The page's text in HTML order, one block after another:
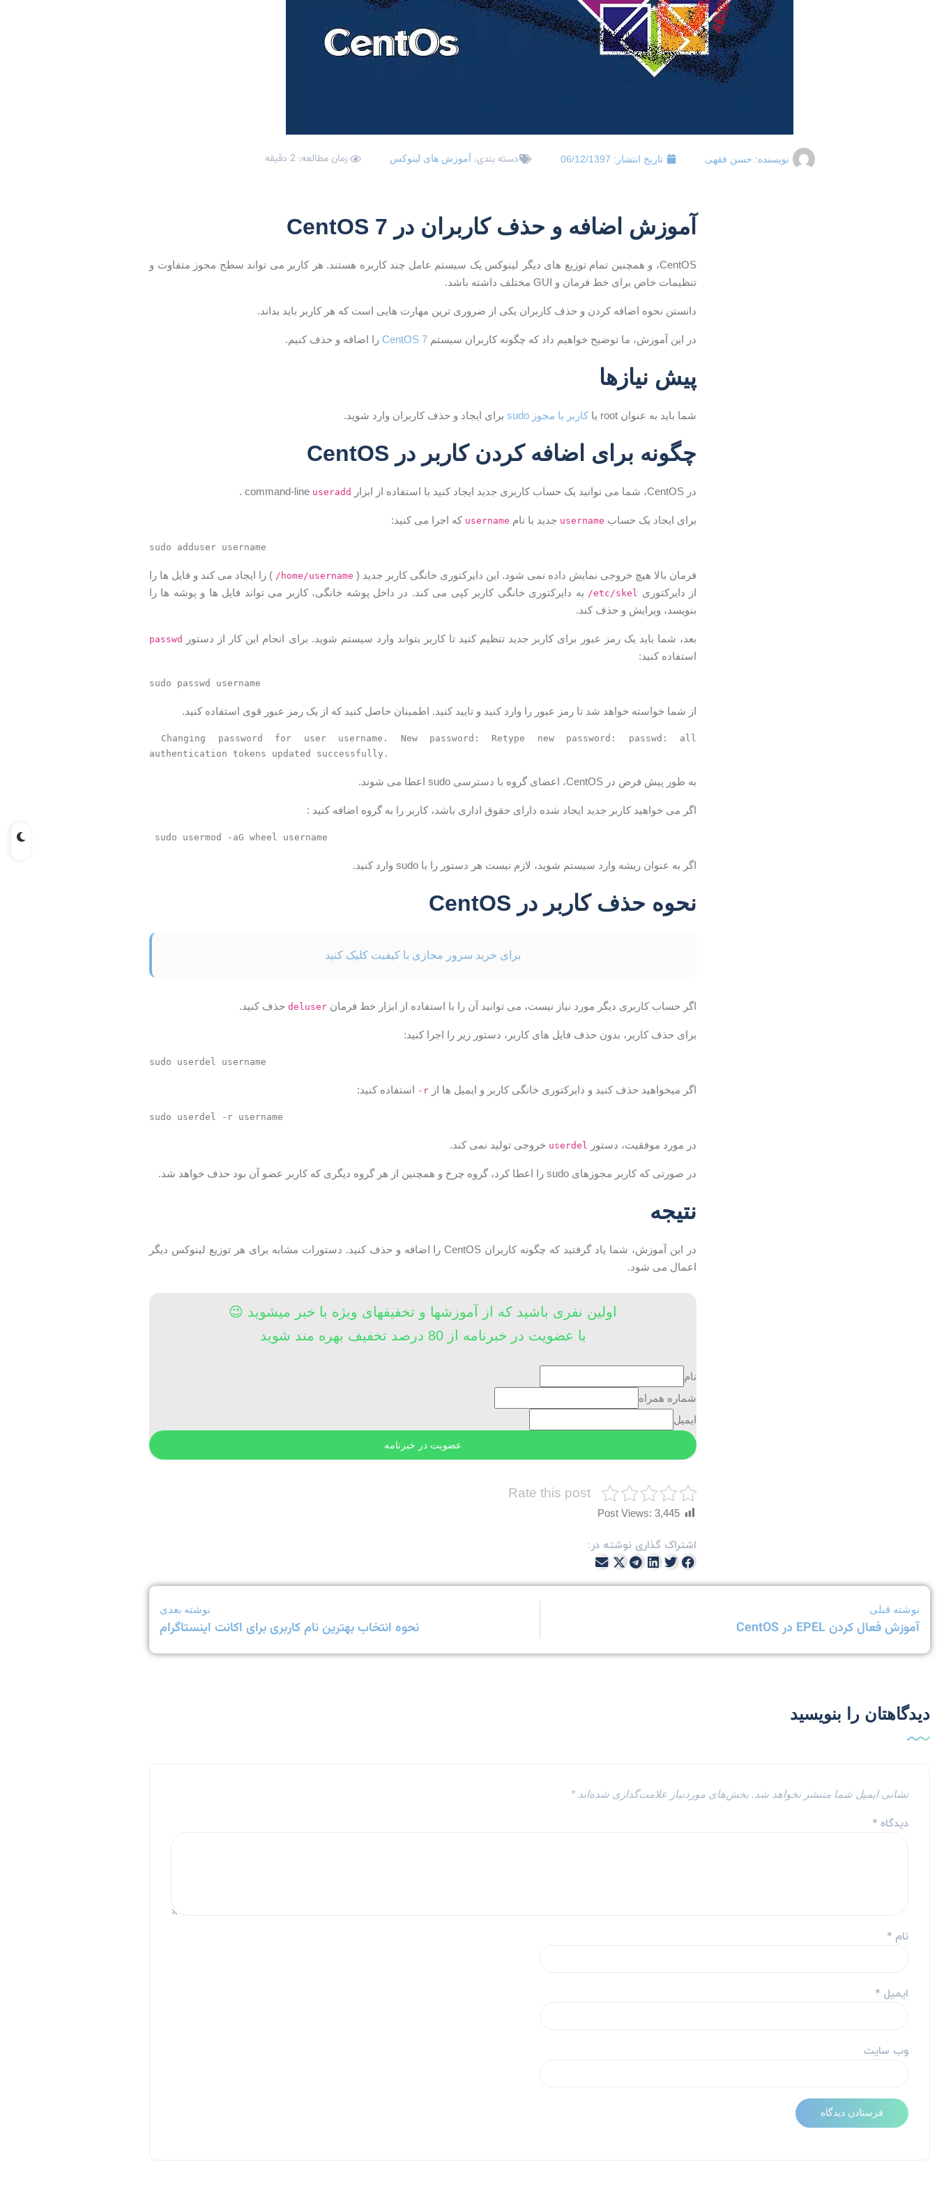
نویسنده: حسن فقهی تاریخ انتشار: 06/12/1397 دسته بندی: آموزش های لینوکس زمان مطالعه: 2 دقیقه
آموزش اضافه و حذف کاربران در CentOS 7
CentOS، و همچنین تمام توزیع های دیگر لینوکس یک سیستم عامل چند کاربره هستند. هر کاربر می تواند سطح مجوز متفاوت و
تنظیمات خاص برای خط فرمان و GUI مختلف داشته باشد.
دانستن نحوه اضافه کردن و حذف کاربران یکی از ضروری ترین مهارت هایی است که هر کاربر باید بداند.
در این آموزش، ما توضیح خواهیم داد که چگونه کاربران سیستم CentOS 7را اضافه و حذف کنیم.
پیش نیازها
شما باید به عنوان root یا کاربر با مجوز sudo برای ایجاد و حذف کاربران وارد شوید.
چگونه برای اضافه کردن کاربر در CentOS
در CentOS، شما می توانید یک حساب کاربری جدید ایجاد کنید با استفاده از ابزار command-line useradd
.
برای ایجاد یک حساب username جدید با نام username که اجرا می کنید:
sudo adduser username
فرمان بالا هیچ خروجی نمایش داده نمی شود. این دایرکتوری خانگی کاربر جدید ( /home/username ) را ایجاد می کند و فایل ها را
از دایرکتوری /etc/skel به دایرکتوری خانگی کاربر کپی می کند. در داخل پوشه خانگی، کاربر می تواند فایل ها و پوشه ها را
بنویسد، ویرایش و حذف کند.
بعد، شما باید یک رمز عبور برای کاربر جدید تنظیم کنید تا کاربر بتواند وارد سیستم شوید. برای انجام این کار از دستور passwd
استفاده کنید:
sudo passwd username
از شما خواسته خواهد شد تا رمز عبور را وارد کنید و تایید کنید. اطمینان حاصل کنید که از یک رمز عبور قوی استفاده کنید.
Changing password for user username. New password: Retype new password: passwd: all
authentication tokens updated successfully.
به طور پیش فرض در CentOS، اعضای گروه با دسترسی sudo اعطا می شوند.
اگر می خواهید کاربر جدید ایجاد شده دارای حقوق اداری باشد، کاربر را به گروه اضافه کنید :
sudo usermod -aG wheel username
اگر به عنوان ریشه وارد سیستم شوید، لازم نیست هر دستور را با sudo وارد کنید.
نحوه حذف کاربر در CentOS
برای خرید سرور مجازی با کیفیت کلیک کنید
اگر حساب کاربری دیگر مورد نیاز نیست، می توانید آن را با استفاده از ابزار خط فرمان deluserحذف کنید.
برای حذف کاربر، بدون حذف فایل های کاربر، دستور زیر را اجرا کنید:
sudo userdel username
اگر میخواهید حذف کنید و دایرکتوری خانگی کاربر و ایمیل ها از -r استفاده کنید:
sudo userdel -r username
در مورد موفقیت، دستور userdel خروجی تولید نمی کند.
در صورتی که کاربر مجوزهای sudo را اعطا کرد، گروه چرخ و همچنین از هر گروه دیگری که کاربر عضو آن بود حذف خواهد شد.
نتیجه
در این آموزش، شما یاد گرفتید که چگونه کاربران CentOS را اضافه و حذف کنید. دستورات مشابه برای هر توزیع لینوکس دیگر
اعمال می شود.
اولین نفری باشید که از آموزشها و تخفیفهای ویژه با خبر میشوید 😉
با عضویت در خبرنامه از 80 درصد تخفیف بهره مند شوید
نام
شماره همراه
ایمیل
Rate this post
Post Views: 3,445
اشتراک گذاری نوشته در:
نوشته قبلی
آموزش فعال کردن EPEL در CentOS
نوشته بعدی
نحوه انتخاب بهترین نام کاربری برای اکانت اینستاگرام
دیدگاهتان را بنویسید
نشانی ایمیل شما منتشر نخواهد شد. بخش‌های موردنیاز علامت‌گذاری شده‌اند *
دیدگاه*
نام *
ایمیل *
وب‌ سایت